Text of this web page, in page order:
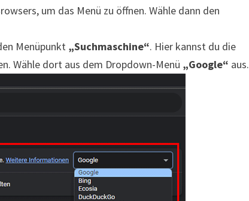
um das Menü zu öffnen. Wähle dann den
Menüpunkt „Suchmaschine“. Hier kannst du die
Wähle dort aus dem Dropdown-Menü „Google“ aus.